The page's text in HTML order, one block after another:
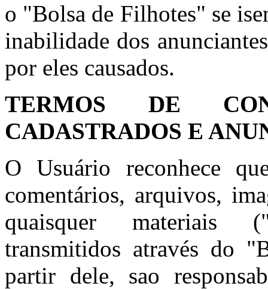
o "Bolsa de Filhotes" se
inabilidade dos
por eles causados.
TERMOS DE
CADASTRADOS E
O Usuário reconhece
comentários, arquivos,
quaisquer materiais
transmitidos através do
partir dele, sao